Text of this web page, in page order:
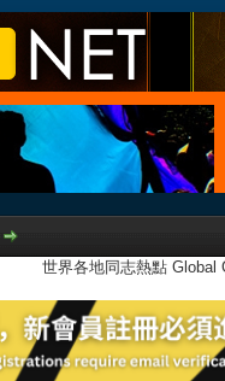
世界各地同志熱點